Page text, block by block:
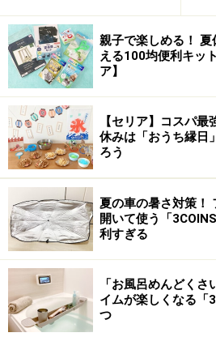
ポイントは、きちんとした精油
と。全国的に展開している専門
木」や「ニールズヤード」等があ
る香りは以下の3種類の精油です。
ペパーミント
スーッとする代表格の香りで、メ
多く含み、消化不良や食欲不振に
で体感温度を下げるという実験結
レモン
爽やかな香りで男女共に人気の
用で室内の空気を浄化するとと
果も。
親子で楽しめる！
える100均便利キッ
ア】
【セリア】コスパ
休みは「おうち縁日
ろう
夏の車の暑さ対策！
開いて使う「
利すぎる
「お風呂めんどく
イムが楽しくなる「
つ